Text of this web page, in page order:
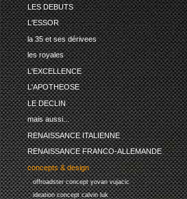
LES DEBUTS
L'ESSOR
la 35 et ses dérivees
les royales
L'EXCELLENCE
L'APOTHEOSE
LE DECLIN
mais aussi...
RENAISSANCE ITALIENNE
RENAISSANCE FRANCO-ALLEMANDE
concepts & design
offroadster concept yovan vujacic
ideation concept calvin luk